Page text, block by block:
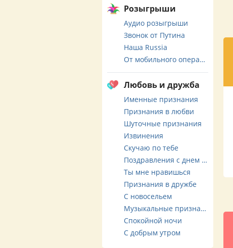
Розыгрыши
Аудио розыгрыши
Звонок от Путина
Наша Russia
От мобильного оператора
Любовь и дружба
Именные признания
Признания в любви
Шуточные признания
Извинения
Скучаю по тебе
Поздравления с днем свадьбы
Ты мне нравишься
Признания в дружбе
С новосельем
Музыкальные признания
Спокойной ночи
С добрым утром